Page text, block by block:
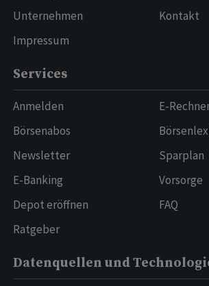
Unternehmen
Impressum
Kontakt
Services
Anmelden
Börsenabos
Newsletter
E-Banking
Depot eröffnen
Ratgeber
E-
Sparplan
Vorsorge
FAQ
Datenquellen und